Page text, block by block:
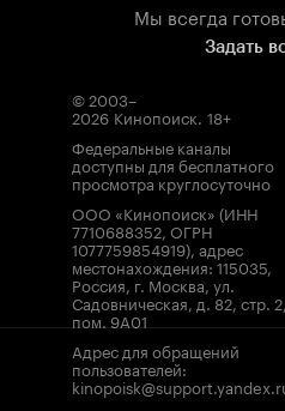
Мы всегда
Задать
© 2003–
2026 Кинопоиск. 18+
Федеральные каналы
доступны для бесплатного
просмотра круглосуточно
ООО «Кинопоиск» (ИНН
7710688352, ОГРН
1077759854919), адрес
местонахождения: 115035,
Россия, г. Москва, ул.
Садовническая, д. 82, стр. 2,
пом. 9А01
Адрес для обращений
пользователей: